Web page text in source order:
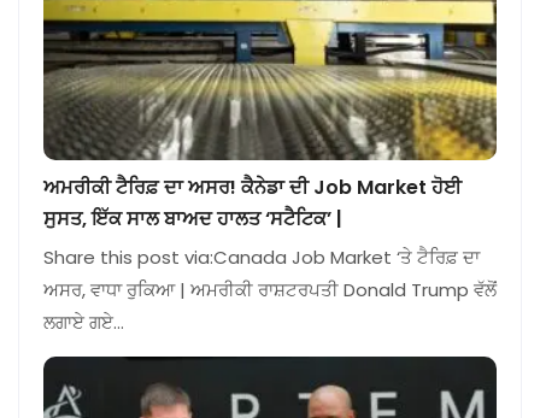
ਅਮਰੀਕੀ ਟੈਰਿਫ਼ ਦਾ ਅਸਰ! ਕੈਨੇਡਾ ਦੀ Job Market ਹੋਈ
ਸੁਸਤ, ਇੱਕ ਸਾਲ ਬਾਅਦ ਹਾਲਤ ‘ਸਟੈਟਿਕ’ |
Share this post via:Canada Job Market ‘ਤੇ ਟੈਰਿਫ਼ ਦਾ
ਅਸਰ, ਵਾਧਾ ਰੁਕਿਆ | ਅਮਰੀਕੀ ਰਾਸ਼ਟਰਪਤੀ Donald Trump ਵੱਲੋਂ
ਲਗਾਏ ਗਏ…